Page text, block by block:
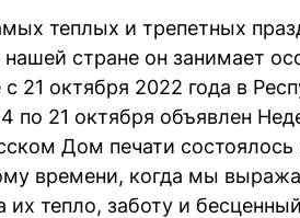
теплых и трепетных
стране он занимает
21 октября 2022 года в
по 21 октября объявлен
Дом печати состоялось
времени, когда мы
тепло, заботу и